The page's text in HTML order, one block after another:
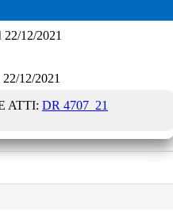
22/12/2021
22/12/2021
ATTI: DR 4707_21